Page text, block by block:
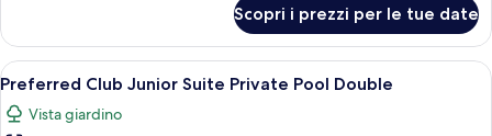
King
Club
Junior
Suite
Up
Scopri i prezzi per le tue date
Apri
tutte
le
Area piscina con due piscine
7
Preferred Club Junior Suite Private Pool Double
Vista giardino